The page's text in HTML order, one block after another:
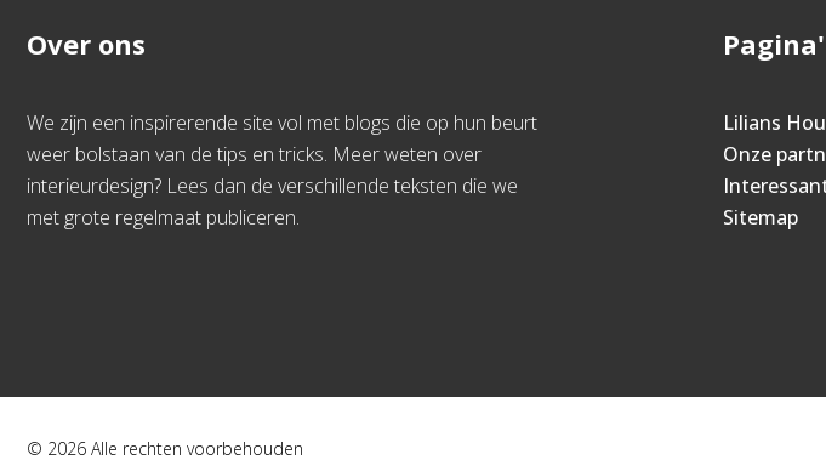
Over ons
We zijn een inspirerende site vol met blogs die op hun beurt
weer bolstaan van de tips en tricks. Meer weten over
interieurdesign? Lees dan de verschillende teksten die we
met grote regelmaat publiceren.
Lilians
Onze
Sitemap
© 2026 Alle rechten voorbehouden